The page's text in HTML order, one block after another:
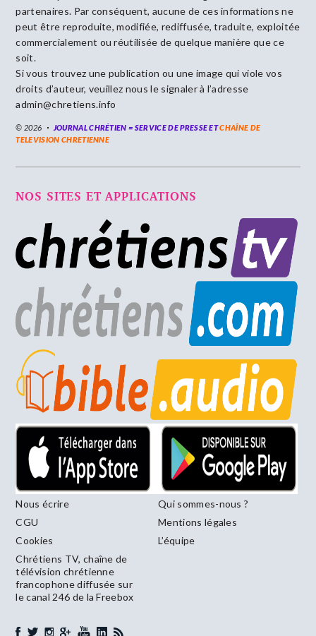
partenaires. Par conséquent, aucune de ces informations ne
peut être reproduite, modifiée, rediffusée, traduite, exploitée
commercialement ou réutilisée de quelque manière que ce
soit.
Si vous trouvez une publication ou une image qui viole vos
droits d’auteur, veuillez nous le signaler à l’adresse
admin@chretiens.info
© 2026 JOURNAL CHRÉTIEN = SERVICE DE PRESSE ETCHAÎNE DE
TELEVISION CHRETIENNE
NOS SITES ET APPLICATIONS
Nous écrire
Qui sommes-nous ?
CGU
Mentions légales
Cookies
L’équipe
Chrétiens TV, chaîne de
télévision chrétienne
francophone diffusée sur
le canal 246 de la Freebox